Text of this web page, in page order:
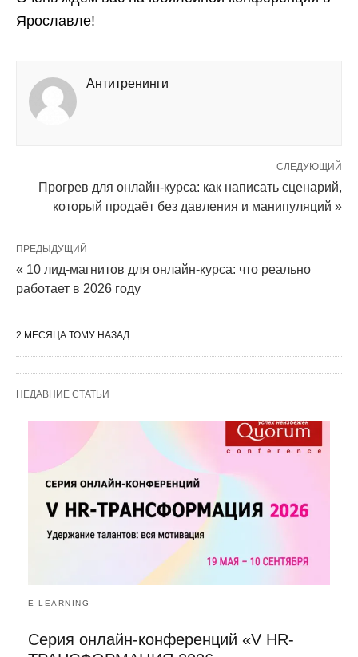
Ярославле!
Антитренинги
СЛЕДУЮЩИЙ
Прогрев для онлайн-курса: как написать сценарий,
который продаёт без давления и манипуляций »
ПРЕДЫДУЩИЙ
« 10 лид-магнитов для онлайн-курса: что реально
работает в 2026 году
2 МЕСЯЦА ТОМУ НАЗАД
НЕДАВНИЕ СТАТЬИ
E-LEARNING
Серия онлайн-конференций «V HR-